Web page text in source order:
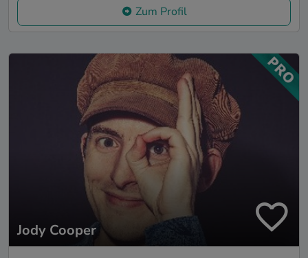
Zum Profil
Jody Cooper